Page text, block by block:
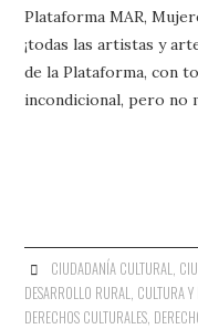
Plataforma MAR,
¡todas las artistas y
de la Plataforma, con
incondicional, pero no
CIUDADANÍA CULTURAL
DESARROLLO RURAL CULTURA Y
DERECHOS CULTURALES